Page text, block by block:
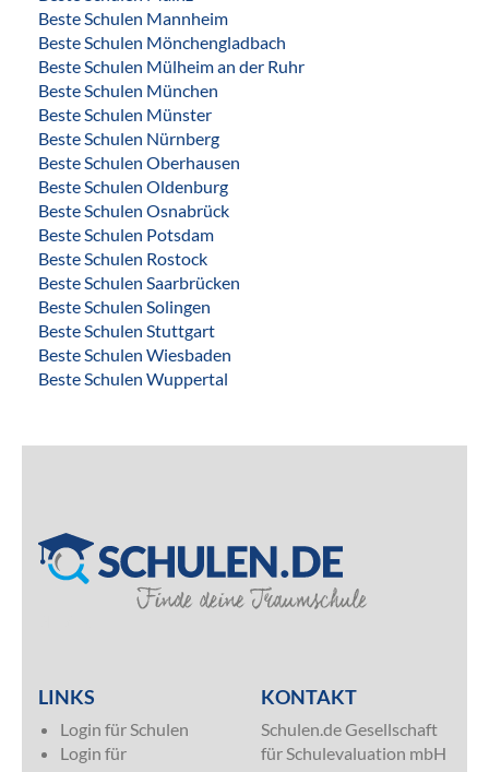
Beste Schulen Mannheim
Beste Schulen Mönchengladbach
Beste Schulen Mülheim an der Ruhr
Beste Schulen München
Beste Schulen Münster
Beste Schulen Nürnberg
Beste Schulen Oberhausen
Beste Schulen Oldenburg
Beste Schulen Osnabrück
Beste Schulen Potsdam
Beste Schulen Rostock
Beste Schulen Saarbrücken
Beste Schulen Solingen
Beste Schulen Stuttgart
Beste Schulen Wiesbaden
Beste Schulen Wuppertal
LINKS
Login für Schulen
Login für
KONTAKT
Schulen.de Gesellschaft
für Schulevaluation mbH